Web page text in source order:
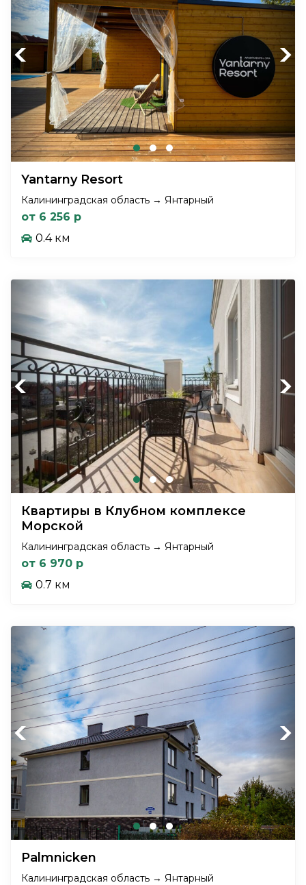
Previous Next
Yantarny Resort
Калининградская область → Янтарный
от 6 256 р
0.4 км
Previous Next
Квартиры в Клубном комплексе
Морской
Калининградская область → Янтарный
от 6 970 р
0.7 км
Previous Next
Palmnicken
Калининградская область → Янтарный